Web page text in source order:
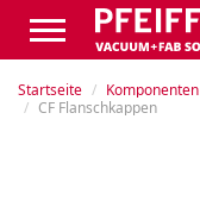
Startseite Komponenten
CF Flanschkappen